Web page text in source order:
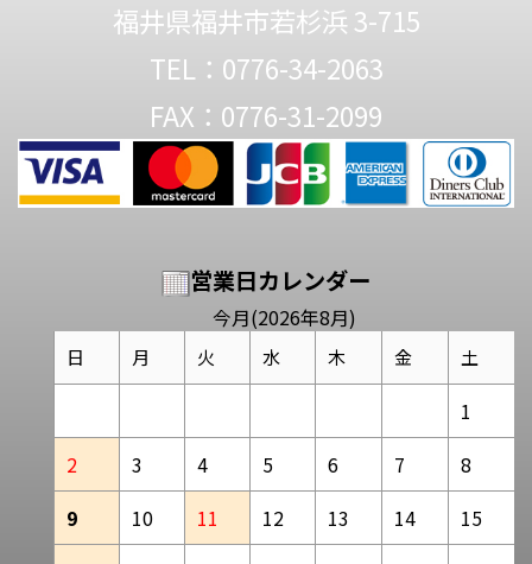
福井県福井市若杉浜 3-715
TEL：0776-34-2063
FAX：0776-31-2099
営業日カレンダー
今月(2026年8月)
日 月 火 水 木 金 土
1
2
3 4 5 6 7
8
9
10 11 12 13 14
15